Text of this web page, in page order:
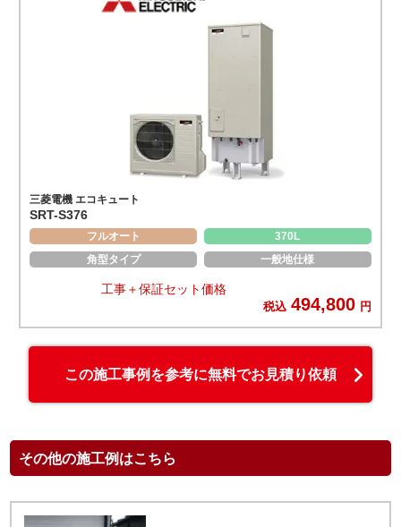
三菱電機 エコキュート
SRT-S376
フルオート
370L
角型タイプ
一般地仕様
工事＋保証セット価格
税込 494,800 円
この施工事例を参考に無料でお見積り依頼
その他の施工例はこちら